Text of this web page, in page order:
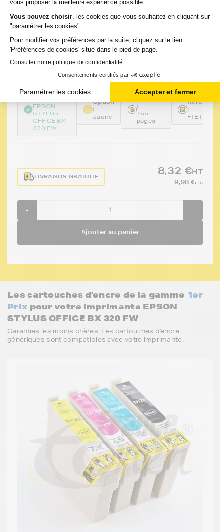
FRANCE TONER
Cartouche d'encre compatible FranceToner
équivalent à EPSON T1304 XL Série Cerf
2 avis
EN STOCK GARANTIE 2 ANS
Compatible
EPSON
STYLUS
OFFICE BX
320 FW
Option
:
Jaune
Capacité
:
765
pages
:
FTET1304
LIVRAISON GRATUITE
8,32 €HT
9,98 €TTC
- +
Ajouter au panier
Les cartouches d'encre de la gamme 1er
Prix pour votre imprimante EPSON
STYLUS OFFICE BX 320 FW
Garanties les moins chères. Les cartouches d'encre
génériques sont compatibles avec votre imprimante.